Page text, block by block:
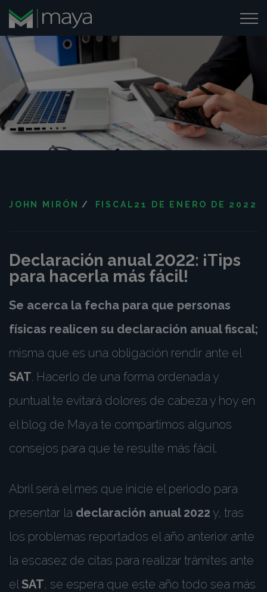
JOHN MIRÓN / FISCAL 21 DE ENERO DE 2022
Declaración anual 2022: ¡Tips
para hacerla más fácil!
Se acerca la fecha para que personas
físicas realicen su declaración anual fiscal;
misma que es una obligación rendir ante el
SAT. Hacerlo de una forma ordenada y
puntual te evitará dolores de cabeza y hoy en
el blog de Maya te compartimos algunos
consejos para que te resulte más fácil.
Abril será el mes que inicie el periodo para
presentar la declaración anual 2022 y, tras
los problemas reportados el año anterior ante
la escasez de citas para realizar trámites ante
elSAT, se espera que este año todo sea más